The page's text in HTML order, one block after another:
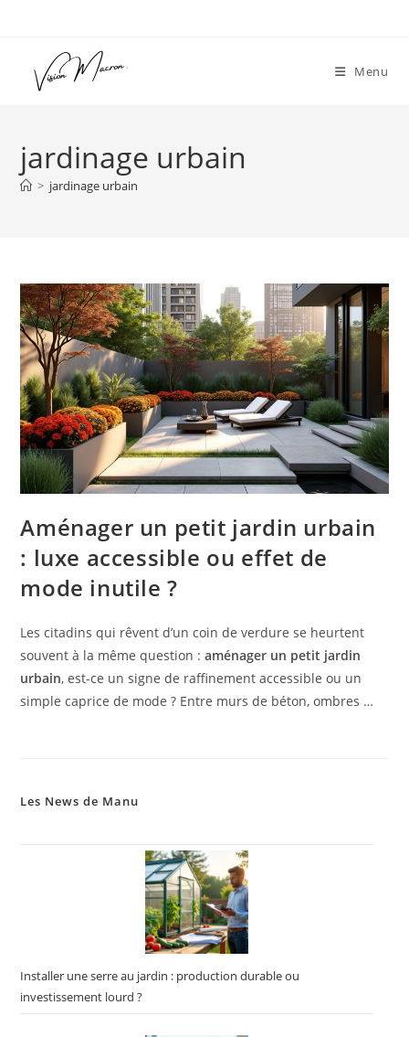
Menu
jardinage urbain
> jardinage urbain
Aménager un petit jardin urbain
: luxe accessible ou effet de
mode inutile ?
Les citadins qui rêvent d’un coin de verdure se heurtent
souvent à la même question :aménager un petit jardin
urbain, est-ce un signe de raffinement accessible ou un
simple caprice de mode ? Entre murs de béton, ombres …
Les News de Manu
Installer une serre au jardin : production durable ou
investissement lourd ?